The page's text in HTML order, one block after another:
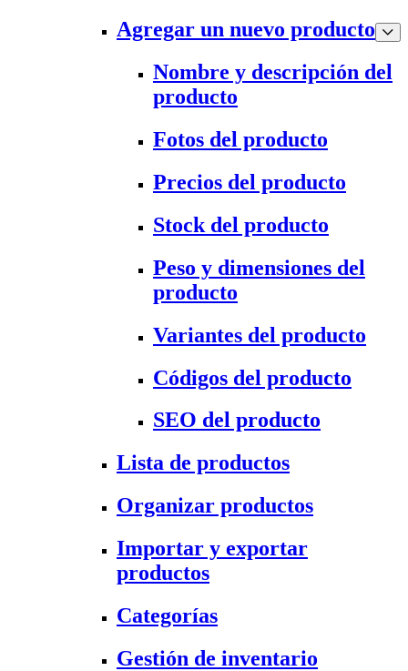
Agregar un nuevo producto
Nombre y descripción del
producto
Fotos del producto
Precios del producto
Stock del producto
Peso y dimensiones del
producto
Variantes del producto
Códigos del producto
SEO del producto
Lista de productos
Organizar productos
Importar y exportar
productos
Categorías
Gestión de inventario